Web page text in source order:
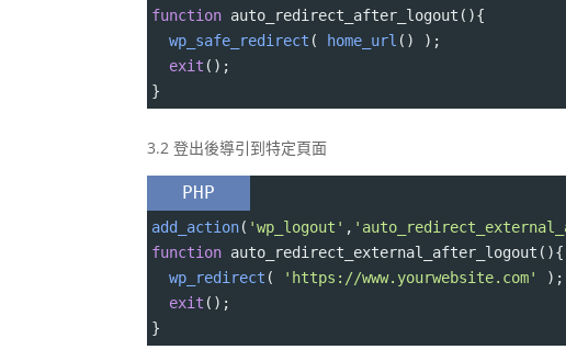
function auto_redirect_after_logout (){
wp_safe_redirect ( home_url () );
exit ();
}
3.2 登出後導引到特定頁面
PHP
add_action( 'wp_logout' ,
function auto_redirect_external_after_logout (){
wp_redirect ( 'https://www.yourwebsite.com'
);
exit ();
}